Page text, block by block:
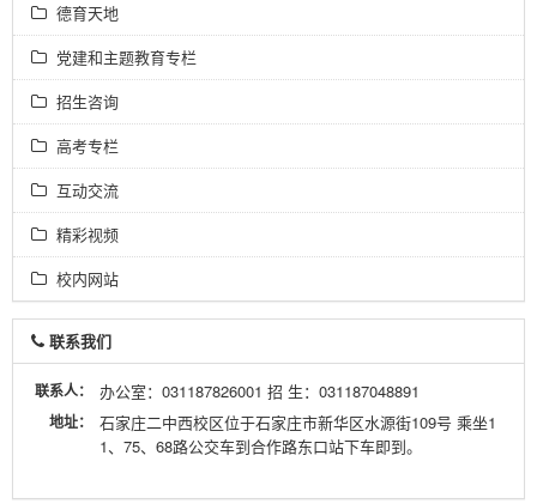
德育天地
党建和主题教育专栏
招生咨询
高考专栏
互动交流
精彩视频
校内网站
联系我们
联系人： 办公室：031187826001 招 生：031187048891
地址：
石家庄二中西校区位于石家庄市新华区水源街109号 乘坐1
1、75、68路公交车到合作路东口站下车即到。